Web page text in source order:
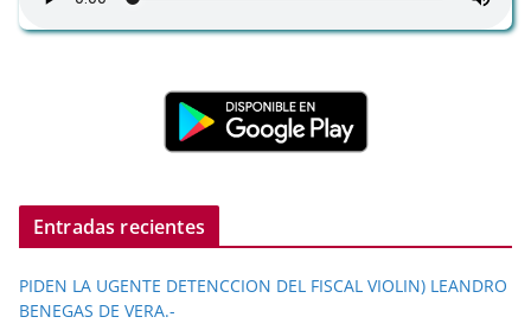
Entradas recientes
PIDEN LA UGENTE DETENCCION DEL FISCAL VIOLIN) LEANDRO
BENEGAS DE VERA.-